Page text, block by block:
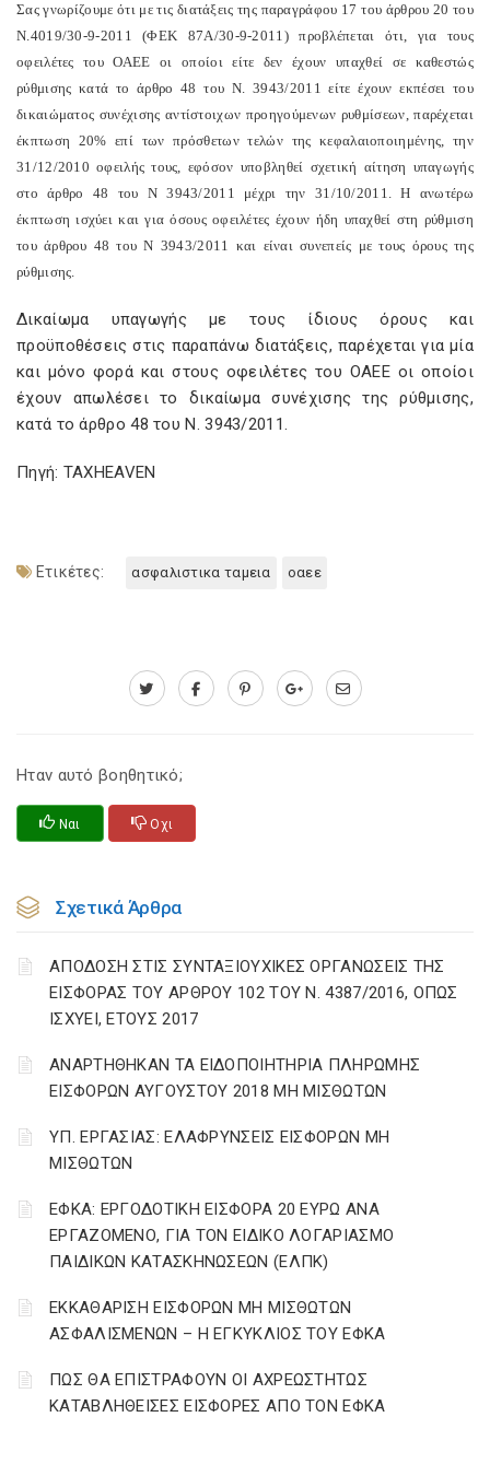
Σας γνωρίζουμε ότι με τις διατάξεις της παραγράφου 17 του άρθρου 20 του
Ν.4019/30-9-2011 (ΦΕΚ 87Α/30-9-2011) προβλέπεται ότι, για τους
οφειλέτες του ΟΑΕΕ οι οποίοι είτε δεν έχουν υπαχθεί σε καθεστώς
ρύθμισης κατά το άρθρο 48 του Ν. 3943/2011 είτε έχουν εκπέσει του
δικαιώματος συνέχισης αντίστοιχων προηγούμενων ρυθμίσεων, παρέχεται
έκπτωση 20% επί των πρόσθετων τελών της κεφαλαιοποιημένης, την
31/12/2010 οφειλής τους, εφόσον υποβληθεί σχετική αίτηση υπαγωγής
στο άρθρο 48 του Ν 3943/2011 μέχρι την 31/10/2011. Η ανωτέρω
έκπτωση ισχύει και για όσους οφειλέτες έχουν ήδη υπαχθεί στη ρύθμιση
του άρθρου 48 του Ν 3943/2011 και είναι συνεπείς με τους όρους της
ρύθμισης.
Δικαίωμα υπαγωγής με τους ίδιους όρους και
προϋποθέσεις στις παραπάνω διατάξεις, παρέχεται για μία
και μόνο φορά και στους οφειλέτες του ΟΑΕΕ οι οποίοι
έχουν απωλέσει το δικαίωμα συνέχισης της ρύθμισης,
κατά το άρθρο 48 του Ν. 3943/2011.
Πηγή: TAXHEAVEN
Ετικέτες: ασφαλιστικα ταμεια οαεε
Ηταν αυτό βοηθητικό;
Ναι Οχι
Σχετικά Άρθρα
ΑΠΟΔΟΣΗ ΣΤΙΣ ΣΥΝΤΑΞΙΟΥΧΙΚΕΣ ΟΡΓΑΝΩΣΕΙΣ ΤΗΣ
ΕΙΣΦΟΡΑΣ ΤΟΥ ΑΡΘΡΟΥ 102 ΤΟΥ Ν. 4387/2016, ΟΠΩΣ
ΙΣΧΥΕΙ, ΕΤΟΥΣ 2017
ΑΝΑΡΤΗΘΗΚΑΝ ΤΑ ΕΙΔΟΠΟΙΗΤΗΡΙΑ ΠΛΗΡΩΜΗΣ
ΕΙΣΦΟΡΩΝ ΑΥΓΟΥΣΤΟΥ 2018 ΜΗ ΜΙΣΘΩΤΩΝ
ΥΠ. ΕΡΓΑΣΙΑΣ: ΕΛΑΦΡΥΝΣΕΙΣ ΕΙΣΦΟΡΩΝ ΜΗ
ΜΙΣΘΩΤΩΝ
ΕΦΚΑ: ΕΡΓΟΔΟΤΙΚΗ ΕΙΣΦΟΡΑ 20 ΕΥΡΩ ΑΝΑ
ΕΡΓΑΖΟΜΕΝΟ, ΓΙΑ ΤΟΝ ΕΙΔΙΚΟ ΛΟΓΑΡΙΑΣΜΟ
ΠΑΙΔΙΚΩΝ ΚΑΤΑΣΚΗΝΩΣΕΩΝ (ΕΛΠΚ)
ΕΚΚΑΘΑΡΙΣΗ ΕΙΣΦΟΡΩΝ ΜΗ ΜΙΣΘΩΤΩΝ
ΑΣΦΑΛΙΣΜΕΝΩΝ – Η ΕΓΚΥΚΛΙΟΣ ΤΟΥ ΕΦΚΑ
ΠΩΣ ΘΑ ΕΠΙΣΤΡΑΦΟΥΝ ΟΙ ΑΧΡΕΩΣΤΗΤΩΣ
ΚΑΤΑΒΛΗΘΕΙΣΕΣ ΕΙΣΦΟΡΕΣ ΑΠΟ ΤΟΝ ΕΦΚΑ